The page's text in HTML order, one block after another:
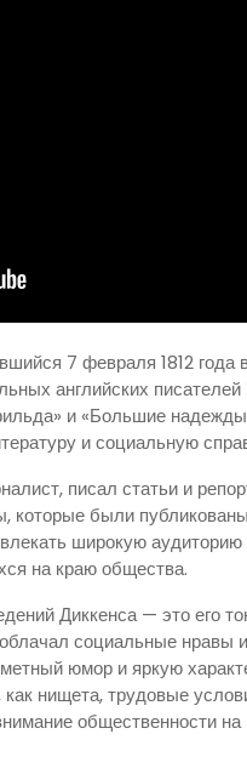
7 февраля 1812 года
английских писателей
и «Большие
и социальную
писал статьи и
которые были
широкую
на краю общества.
Диккенса — это его
социальные нравы
юмор и яркую
нищета, трудовые
общественности